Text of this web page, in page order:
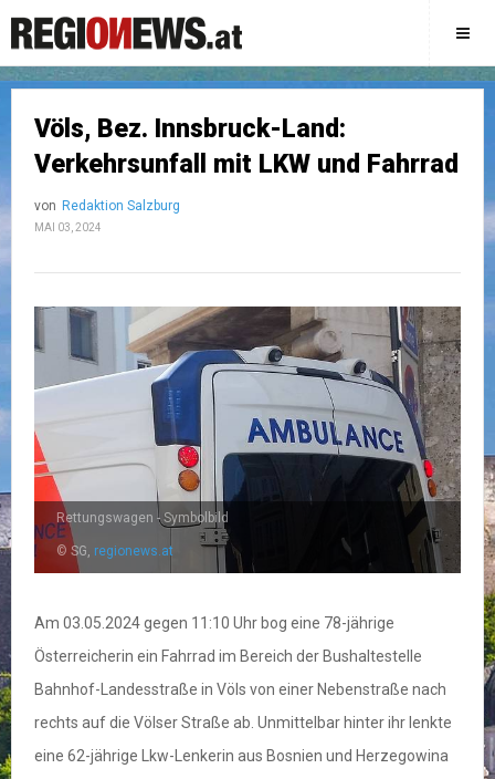
Völs, Bez. Innsbruck-Land:
Verkehrsunfall mit LKW und Fahrrad
von Redaktion Salzburg
MAI 03, 2024
Rettungswagen - Symbolbild
© SG, regionews.at
Am 03.05.2024 gegen 11:10 Uhr bog eine 78-jährige
Österreicherin ein Fahrrad im Bereich der Bushaltestelle
Bahnhof-Landesstraße in Völs von einer Nebenstraße nach
rechts auf die Völser Straße ab. Unmittelbar hinter ihr lenkte
eine 62-jährige Lkw-Lenkerin aus Bosnien und Herzegowina